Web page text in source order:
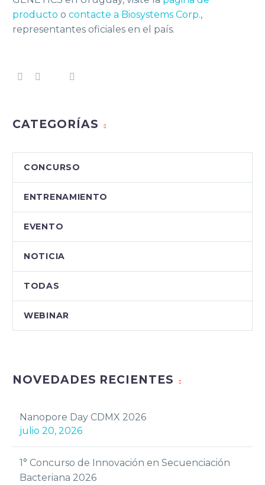
producto o contacte a Biosystems Corp.,
representantes oficiales en el país.
CATEGORÍAS
CONCURSO
ENTRENAMIENTO
EVENTO
NOTICIA
TODAS
WEBINAR
NOVEDADES RECIENTES
Nanopore Day CDMX 2026
julio 20, 2026
1° Concurso de Innovación en Secuenciación
Bacteriana 2026